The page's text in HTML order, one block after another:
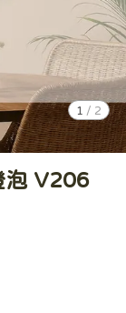
1 / 2
泡 V206